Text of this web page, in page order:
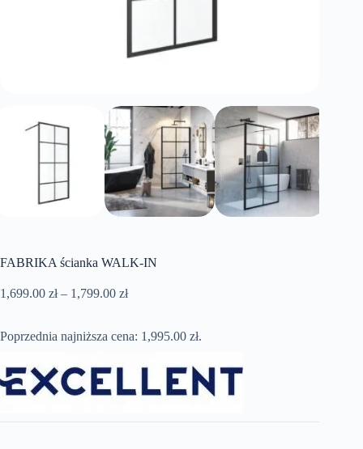
FABRIKA ścianka WALK-IN
1,699.00 zł – 1,799.00 złZakres
1,699.00 zł
1,799.00 zł
Poprzednia najniższa cena: 1,995.00 zł.